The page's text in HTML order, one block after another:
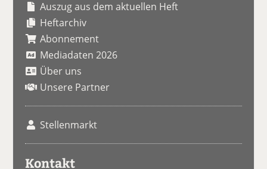
Auszug aus dem aktuellen Heft
Heftarchiv
Abonnement
Mediadaten 2026
Über uns
Unsere Partner
Stellenmarkt
Kontakt